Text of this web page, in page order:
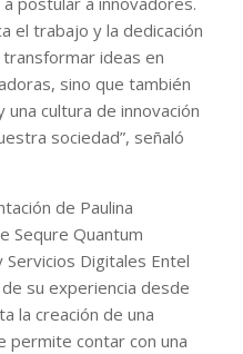
el trabajo y la dedicación
ideas en
sino que también
cultura de innovación
sociedad”, señaló
de Paulina
Sequre Quantum
Servicios Digitales Entel
su experiencia desde
la creación de una
permite contar con una